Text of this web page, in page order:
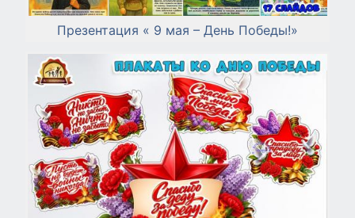
Презентация « 9 мая – День Победы!»